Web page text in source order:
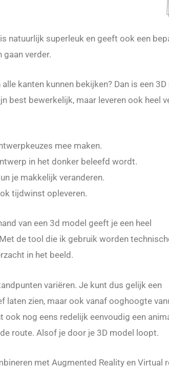
natuurlijk superleuk en geeft ook een
gaan verder.
kanten kunnen bekijken? Dan is een 3D
best bewerkelijk, maar leveren ook heel
mee maken.
in het donker beleefd wordt.
je makkelijk veranderen.
tijdwinst opleveren.
van een 3d model geeft je een heel
de tool die ik gebruik worden
in het beeld.
variëren. Je kunt dus gelijk een
laten zien, maar ook vanaf ooghoogte
ook nog eens redelijk eenvoudig een
route. Alsof je door je 3D model loopt.
met Augmented Reality en Virtual